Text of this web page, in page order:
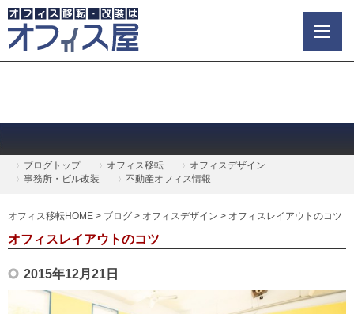
ブログトップ オフィス移転
オフィスデザイン
事務所・ビル改装
不動産オフィス情報
オフィス移転HOME > ブログ > オフィスデザイン > オフィスレイアウトのコツ
オフィスレイアウトのコツ
2015年12月21日